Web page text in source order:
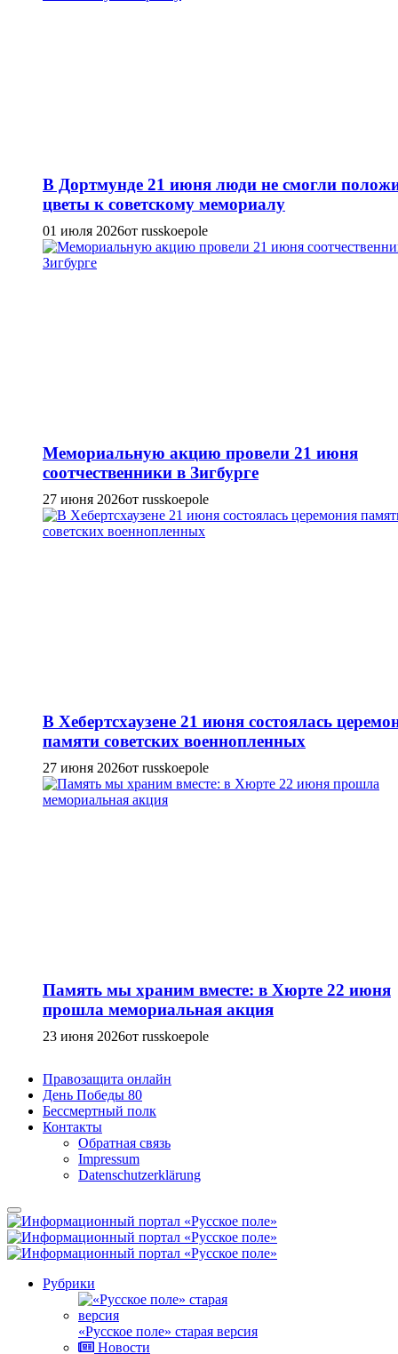
В Дортмунде 21 июня люди не смогли
цветы к советскому мемориалу
01 июля 2026от russkoepole
Мемориальную акцию провели 21 июня
соотчественники в Зигбурге
27 июня 2026от russkoepole
В Хебертсхаузене 21 июня состоялась
памяти советских военнопленных
27 июня 2026от russkoepole
Память мы храним вместе: в Хюрте 22 июня
прошла мемориальная акция
23 июня 2026от russkoepole
Правозащита онлайн
День Победы 80
Бессмертный полк
Контакты
Обратная связь
Impressum
Datenschutzerklärung
Рубрики
«Русское поле» старая версия
Новости